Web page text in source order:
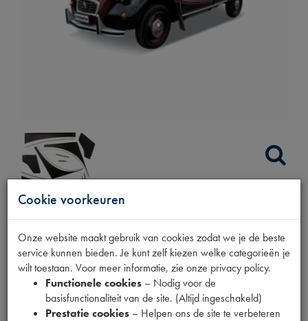
STICKERSET
CHARLESTON
ROOD
Productnummer
Cookie voorkeuren
Onze website maakt gebruik van cookies zodat we je de beste
service kunnen bieden. Je kunt zelf kiezen welke categorieën je
wilt toestaan. Voor meer informatie, zie onze privacy policy.
Functionele cookies – Nodig voor de
basisfunctionaliteit van de site. (Altijd ingeschakeld)
Prestatie cookies – Helpen ons de site te verbeteren